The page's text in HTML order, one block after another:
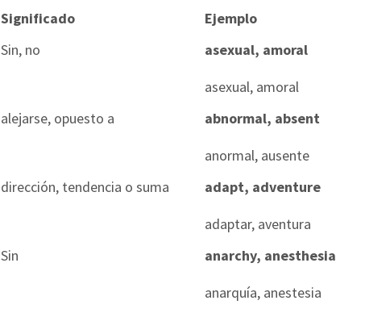
Significado
Ejemplo
Sin, no
asexual, amoral
asexual, amoral
alejarse, opuesto a
abnormal, absent
anormal, ausente
dirección, tendencia o suma
adapt, adventure
adaptar, aventura
Sin
anarchy, anesthesia
anarquía, anestesia